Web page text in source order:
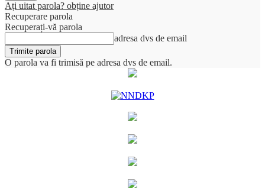
Ați uitat parola? obține ajutor
Recuperare parola
Recuperați-vă parola
adresa dvs de email
O parola va fi trimisă pe adresa dvs de email.